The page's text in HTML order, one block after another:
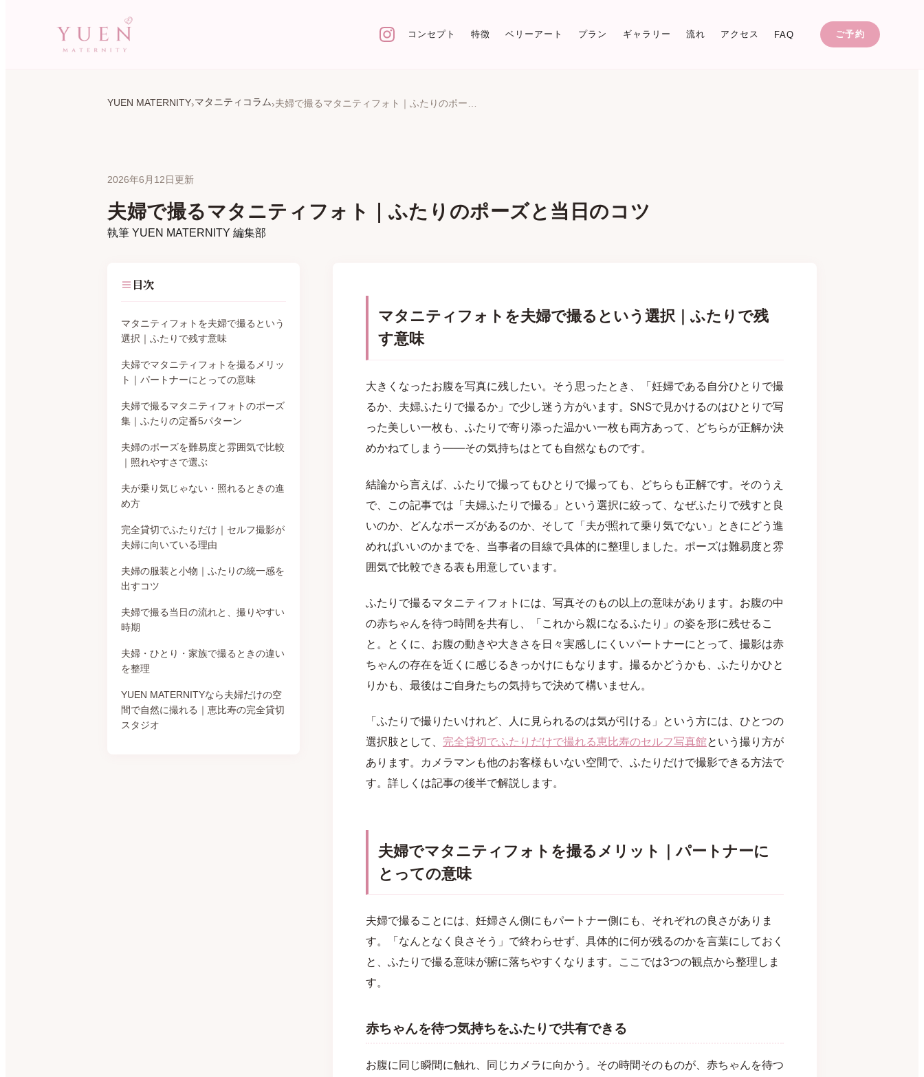
コンセプト 特徴 ベリーアート プラン ギャラリー 流れ アクセス FAQ ご予約
YUEN MATERNITY マタニティコラム
2026年6月12日更新
夫婦で撮るマタニティフォト｜ふたりのポーズと当日のコツ
執筆 YUEN MATERNITY 編集部
目次
マタニティフォトを夫婦で撮るという
選択｜ふたりで残す意味
夫婦でマタニティフォトを撮るメリッ
ト｜パートナーにとっての意味
夫婦で撮るマタニティフォトのポーズ
集｜ふたりの定番5パターン
夫婦のポーズを難易度と雰囲気で比較
｜照れやすさで選ぶ
夫が乗り気じゃない・照れるときの進
め方
完全貸切でふたりだけ｜セルフ撮影が
夫婦に向いている理由
夫婦の服装と小物｜ふたりの統一感を
出すコツ
夫婦で撮る当日の流れと、撮りやすい
時期
夫婦・ひとり・家族で撮るときの違い
を整理
YUEN MATERNITYなら夫婦だけの空
間で自然に撮れる｜恵比寿の完全貸切
スタジオ
マタニティフォトを夫婦で撮るという選択｜ふたりで残
す意味
大きくなったお腹を写真に残したい。そう思ったとき、「妊婦である自分ひとりで撮
るか、夫婦ふたりで撮るか」で少し迷う方がいます。SNSで見かけるのはひとりで写
った美しい一枚も、ふたりで寄り添った温かい一枚も両方あって、どちらが正解か決
めかねてしまう——その気持ちはとても自然なものです。
結論から言えば、ふたりで撮ってもひとりで撮っても、どちらも正解です。そのうえ
で、この記事では「夫婦ふたりで撮る」という選択に絞って、なぜふたりで残すと良
いのか、どんなポーズがあるのか、そして「夫が照れて乗り気でない」ときにどう進
めればいいのかまでを、当事者の目線で具体的に整理しました。ポーズは難易度と雰
囲気で比較できる表も用意しています。
ふたりで撮るマタニティフォトには、写真そのもの以上の意味があります。お腹の中
の赤ちゃんを待つ時間を共有し、「これから親になるふたり」の姿を形に残せるこ
と。とくに、お腹の動きや大きさを日々実感しにくいパートナーにとって、撮影は赤
ちゃんの存在を近くに感じるきっかけにもなります。撮るかどうかも、ふたりかひと
りかも、最後はご自身たちの気持ちで決めて構いません。
「ふたりで撮りたいけれど、人に見られるのは気が引ける」という方には、ひとつの
選択肢として、 完全貸切でふたりだけで撮れる恵比寿のセルフ写真館という撮り方が
あります。カメラマンも他のお客様もいない空間で、ふたりだけで撮影できる方法で
す。詳しくは記事の後半で解説します。
夫婦でマタニティフォトを撮るメリット｜パートナーに
とっての意味
夫婦で撮ることには、妊婦さん側にもパートナー側にも、それぞれの良さがありま
す。「なんとなく良さそう」で終わらせず、具体的に何が残るのかを言葉にしておく
と、ふたりで撮る意味が腑に落ちやすくなります。ここでは3つの観点から整理しま
す。
赤ちゃんを待つ気持ちをふたりで共有できる
お腹に同じ瞬間に触れ、同じカメラに向かう。その時間そのものが、赤ちゃんを待つ